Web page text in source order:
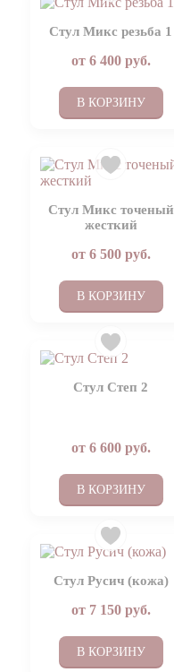
Стул Микс резьба 1
от 6 400руб.
В КОРЗИНУ
Стул Микс точеный
жесткий
от 6 500руб.
В КОРЗИНУ
Стул Степ 2
от 6 600руб.
В КОРЗИНУ
Стул Русич (кожа)
от 7 150руб.
В КОРЗИНУ